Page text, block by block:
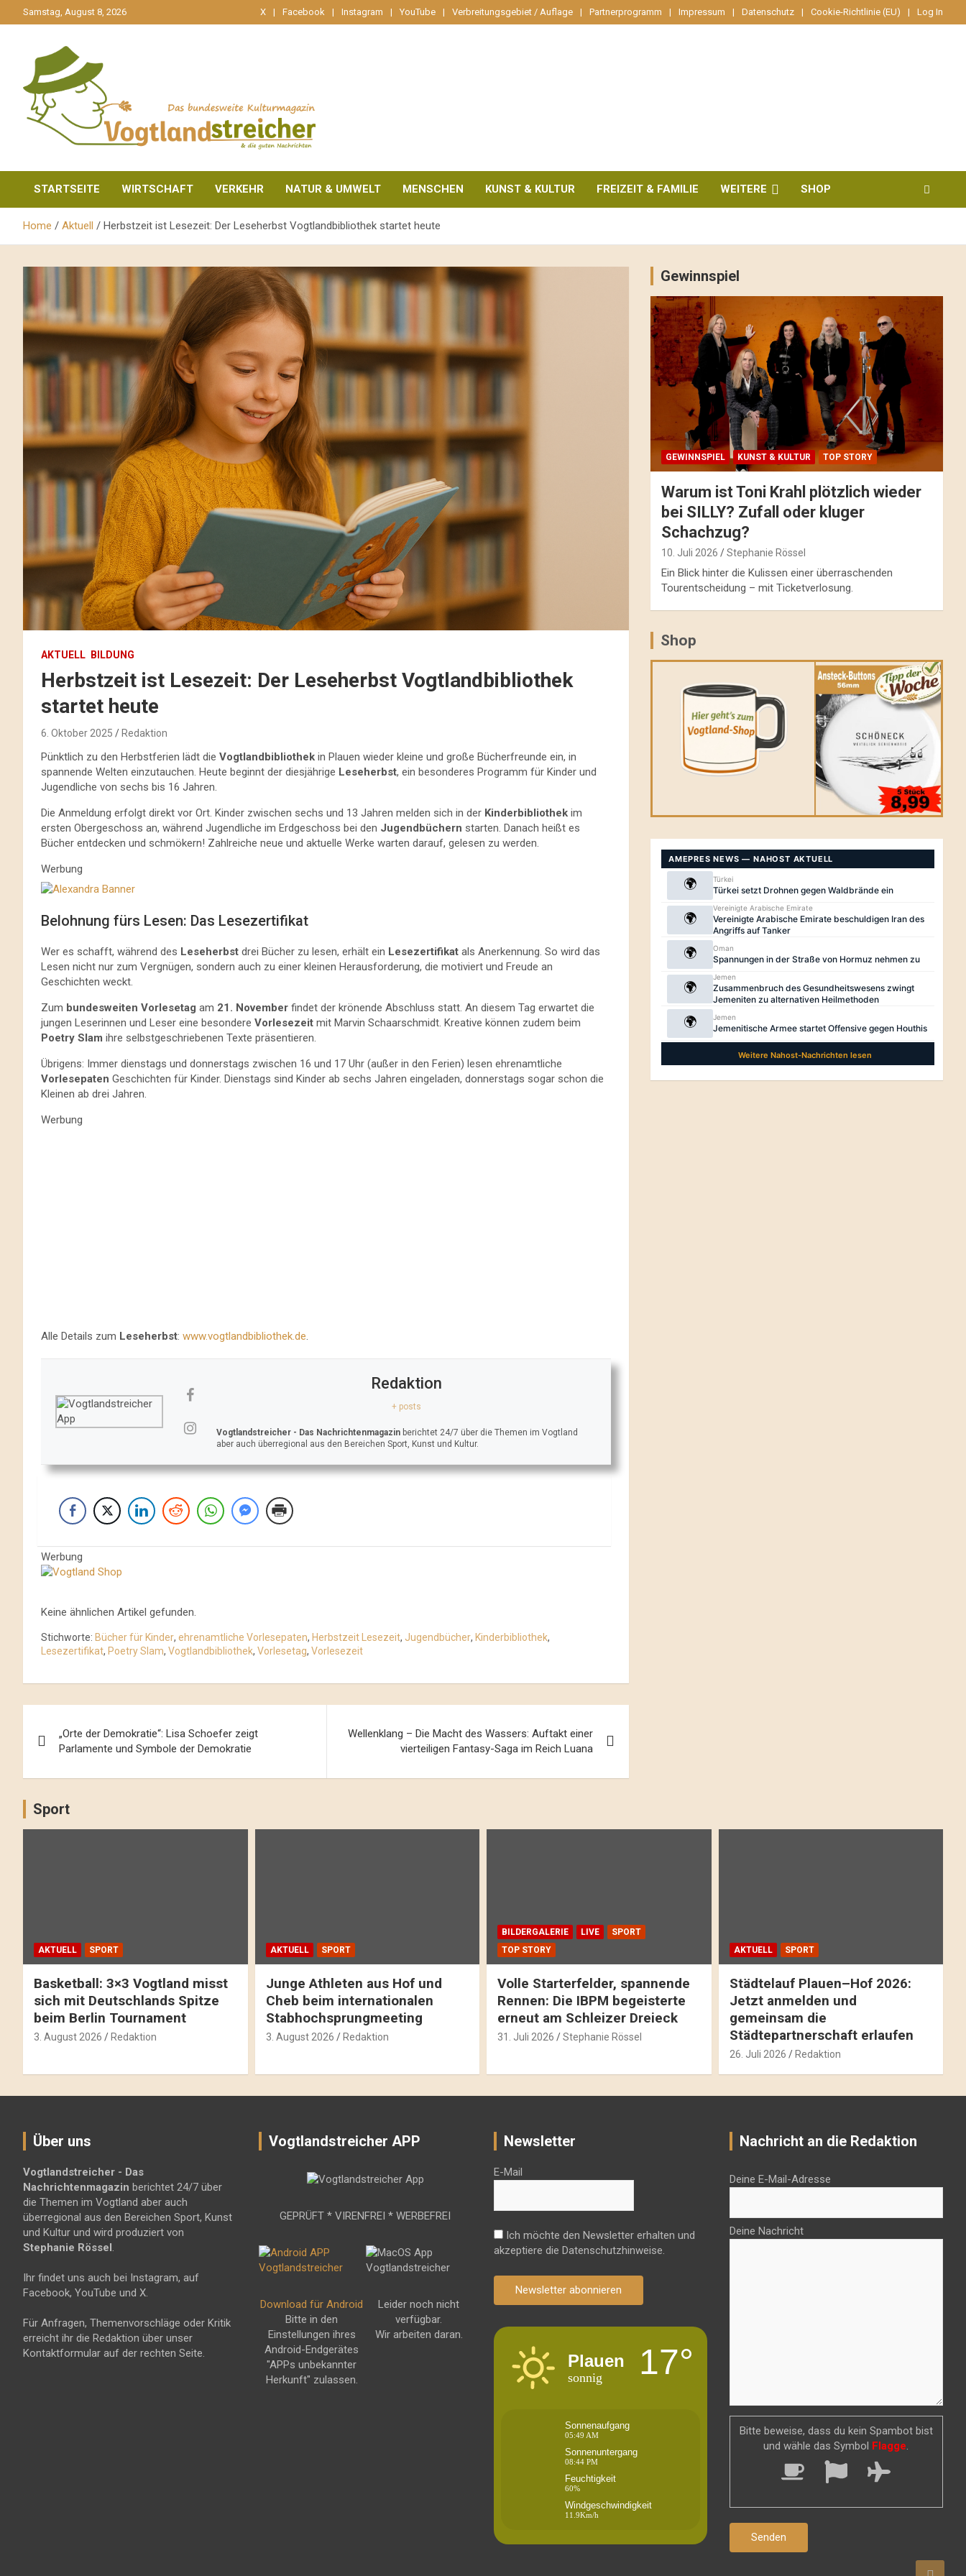
zum
Samstag, August 8, 2026 X Facebook Instagram YouTube Verbreitungsgebiet / Auflage Partnerprogramm Impressum Datenschutz Cookie-Richtlinie (EU) Log In
Vogtlandstreicher
STARTSEITE WIRTSCHAFT VERKEHR NATUR & UMWELT MENSCHEN KUNST & KULTUR FREIZEIT & FAMILIE WEITERE SHOP
Home Aktuell Herbstzeit ist Lesezeit: Der Leseherbst Vogtlandbibliothek startet heute
AKTUELL BILDUNG
Herbstzeit ist Lesezeit: Der Leseherbst Vogtlandbibliothek
startet heute
6. Oktober 2025 Redaktion
Pünktlich zu den Herbstferien lädt die Vogtlandbibliothek in Plauen wieder kleine und große Bücherfreunde ein, in
spannende Welten einzutauchen. Heute beginnt der diesjährige Leseherbst, ein besonderes Programm für Kinder und
Jugendliche von sechs bis 16 Jahren.
Die Anmeldung erfolgt direkt vor Ort. Kinder zwischen sechs und 13 Jahren melden sich in der Kinderbibliothek im
ersten Obergeschoss an, während Jugendliche im Erdgeschoss bei den Jugendbüchern starten. Danach heißt es
Bücher entdecken und schmökern! Zahlreiche neue und aktuelle Werke warten darauf, gelesen zu werden.
Werbung
Belohnung fürs Lesen: Das Lesezertifikat
Wer es schafft, während des Leseherbst drei Bücher zu lesen, erhält ein Lesezertifikat als Anerkennung. So wird das
Lesen nicht nur zum Vergnügen, sondern auch zu einer kleinen Herausforderung, die motiviert und Freude an
Geschichten weckt.
Zum bundesweiten Vorlesetag am 21. November findet der krönende Abschluss statt. An diesem Tag erwartet die
jungen Leserinnen und Leser eine besondere Vorlesezeit mit Marvin Schaarschmidt. Kreative können zudem beim
Poetry Slam ihre selbstgeschriebenen Texte präsentieren.
Übrigens: Immer dienstags und donnerstags zwischen 16 und 17 Uhr (außer in den Ferien) lesen ehrenamtliche
Vorlesepaten Geschichten für Kinder. Dienstags sind Kinder ab sechs Jahren eingeladen, donnerstags sogar schon die
Kleinen ab drei Jahren.
Werbung
Alle Details zum Leseherbst: www.vogtlandbibliothek.de.
Redaktion
+ posts
Vogtlandstreicher - Das Nachrichtenmagazin berichtet 24/7 über die Themen im Vogtland
aber auch überregional aus den Bereichen Sport, Kunst und Kultur.
Werbung
Keine ähnlichen Artikel gefunden.
Stichworte: Bücher für Kinder, ehrenamtliche Vorlesepaten, Herbstzeit Lesezeit, Jugendbücher, Kinderbibliothek,
Lesezertifikat, Poetry Slam, Vogtlandbibliothek, Vorlesetag, Vorlesezeit
Navigation
„Orte der Demokratie“: Lisa Schoefer zeigt
Parlamente und Symbole der Demokratie
Wellenklang – Die Macht des Wassers: Auftakt einer
vierteiligen Fantasy-Saga im Reich Luana
Gewinnspiel
GEWINNSPIEL KUNST & KULTUR TOP STORY
Warum ist Toni Krahl plötzlich wieder
bei SILLY? Zufall oder kluger
Schachzug?
10. Juli 2026 Stephanie Rössel
Ein Blick hinter die Kulissen einer überraschenden
Tourentscheidung – mit Ticketverlosung.
Shop
Sport
AKTUELL SPORT
Basketball: 3×3 Vogtland misst
sich mit Deutschlands Spitze
beim Berlin Tournament
3. August 2026 Redaktion
AKTUELL SPORT
Junge Athleten aus Hof und
Cheb beim internationalen
Stabhochsprungmeeting
3. August 2026 Redaktion
BILDERGALERIE LIVE
SPORT
TOP STORY
Volle Starterfelder, spannende
Rennen: Die IBPM begeisterte
erneut am Schleizer Dreieck
31. Juli 2026 Stephanie Rössel
AKTUELL SPORT
Städtelauf Plauen–Hof 2026:
Jetzt anmelden und
gemeinsam die
Städtepartnerschaft erlaufen
26. Juli 2026 Redaktion
Über uns
Vogtlandstreicher - Das
Nachrichtenmagazin berichtet 24/7 über
die Themen im Vogtland aber auch
überregional aus den Bereichen Sport, Kunst
und Kultur und wird produziert von
Stephanie Rössel
Ihr findet uns auch bei Instagram, auf
Facebook, YouTube und X.
Für Anfragen, Themenvorschläge oder Kritik
erreicht ihr die Redaktion über unser
Kontaktformular auf der rechten Seite.
Vogtlandstreicher APP
GEPRÜFT * VIRENFREI * WERBEFREI
Download für Android
Bitte in den
Einstellungen ihres
Android-Endgerätes
"APPs unbekannter
Herkunft" zulassen.
Leider noch nicht
verfügbar.
Wir arbeiten daran.
Newsletter
E-Mail
Ich möchte den Newsletter erhalten und
akzeptiere die Datenschutzhinweise.
Newsletter abonnieren
Plauen
sonnig 17°
Sonnenaufgang
05:49 AM
Sonnenuntergang
08:44 PM
Feuchtigkeit
60%
Windgeschwindigkeit
11.9Km/h
Nachricht an die Redaktion
Deine E-Mail-Adresse
Deine Nachricht
Bitte beweise, dass du kein Spambot bist
und wähle das Symbol Flagge